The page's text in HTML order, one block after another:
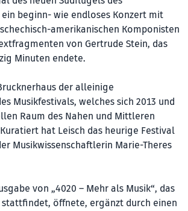
ein beginn- wie endloses Konzert mit
amerikanischen Komponisten
von Gertrude Stein, das
Minuten endete.
der alleinige
Musikfestivals, welches sich 2013 und
Raum des Nahen und Mittleren
hat Leisch das heurige Festival
Musikwissenschaftlerin Marie-Theres
von „4020 – Mehr als Musik“, das
öffnete, ergänzt durch einen